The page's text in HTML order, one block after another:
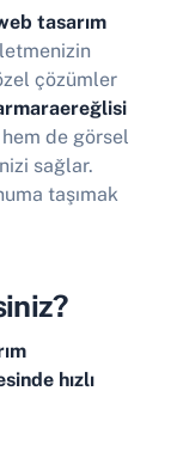
tasarım
çözümler
de görsel
sağlar.
taşımak
hızlı